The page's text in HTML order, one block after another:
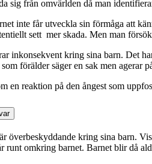
sig från omvärlden då man
inte får utveckla sin förmåga att
sett mer skada. Men man
inkonsekvent kring sina barn. Det
förälder säger en sak men
en reaktion på den ångest som
överbeskyddande kring sina barn.
runt omkring barnet. Barnet blir då